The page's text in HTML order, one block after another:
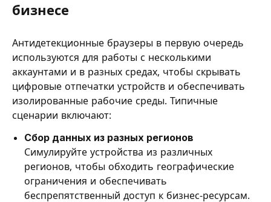
бизнесе
Антидетекционные браузеры в первую очередь
используются для работы с несколькими
аккаунтами и в разных средах, чтобы скрывать
цифровые отпечатки устройств и обеспечивать
изолированные рабочие среды. Типичные
сценарии включают:
Сбор данных из разных регионов
Симулируйте устройства из различных
регионов, чтобы обходить географические
ограничения и обеспечивать
беспрепятственный доступ к бизнес-ресурсам.